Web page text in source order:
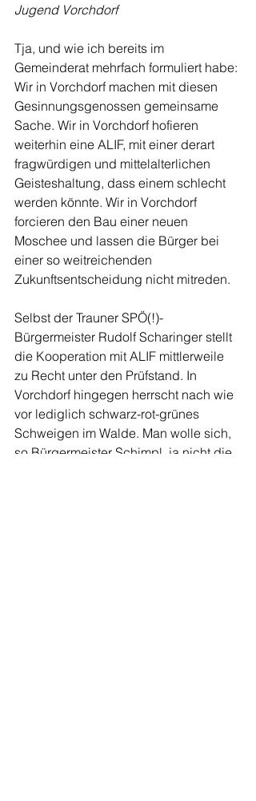
Jugend Vorchdorf
Tja, und wie ich bereits im
Gemeinderat mehrfach formuliert habe:
Wir in Vorchdorf machen mit diesen
Gesinnungsgenossen gemeinsame
Sache. Wir in Vorchdorf hofieren
weiterhin eine ALIF, mit einer derart
fragwürdigen und mittelalterlichen
Geisteshaltung, dass einem schlecht
werden könnte. Wir in Vorchdorf
forcieren den Bau einer neuen
Moschee und lassen die Bürger bei
einer so weitreichenden
Zukunftsentscheidung nicht mitreden.
Selbst der Trauner SPÖ(!)-
Bürgermeister Rudolf Scharinger stellt
die Kooperation mit ALIF mittlerweile
zu Recht unter den Prüfstand. In
Vorchdorf hingegen herrscht nach wie
vor lediglich schwarz-rot-grünes
Schweigen im Walde. Man wolle sich,
so Bürgermeister Schimpl, ja nicht die